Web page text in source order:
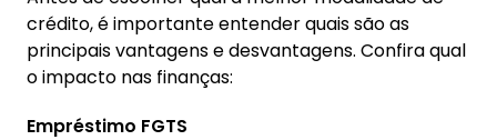
crédito, é importante entender quais são as
principais vantagens e desvantagens. Confira qual
o impacto nas finanças:
Empréstimo FGTS